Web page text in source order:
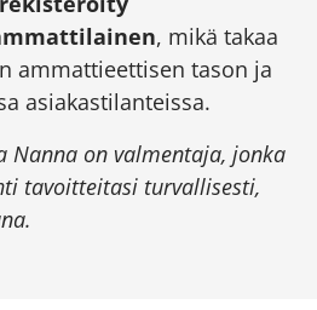
, mikä takaa
ammattieettisen tason ja
asiakastilanteissa.
Nanna on valmentaja, jonka
tavoitteitasi turvallisesti,